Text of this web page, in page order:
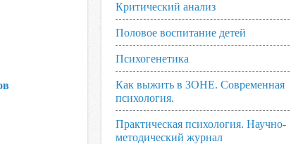
Критический анализ
Половое воспитание детей
Психогенетика
Как выжить в ЗОНЕ. Современная
психология.
Практическая психология. Научно-
методический журнал